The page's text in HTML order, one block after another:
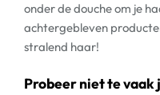
onder de douche om je
achtergebleven
stralend haar!
Probeer niet te vaak